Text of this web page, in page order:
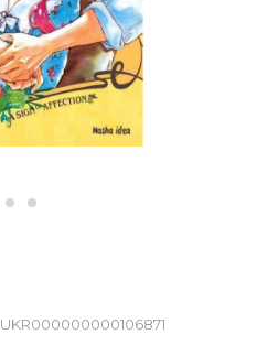
UKR000000000106871